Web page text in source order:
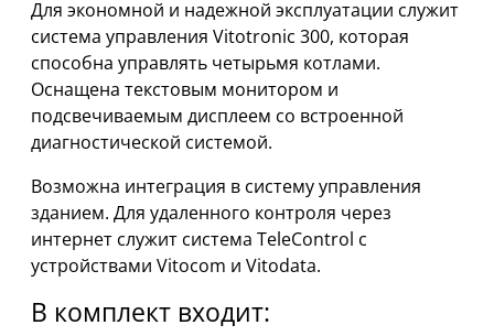
Для экономной и надежной эксплуатации служит
система управления Vitotronic 300, которая
способна управлять четырьмя котлами.
Оснащена текстовым монитором и
подсвечиваемым дисплеем со встроенной
диагностической системой.
Возможна интеграция в систему управления
зданием. Для удаленного контроля через
интернет служит система TeleControl с
устройствами Vitocom и Vitodata.
В комплект входит: